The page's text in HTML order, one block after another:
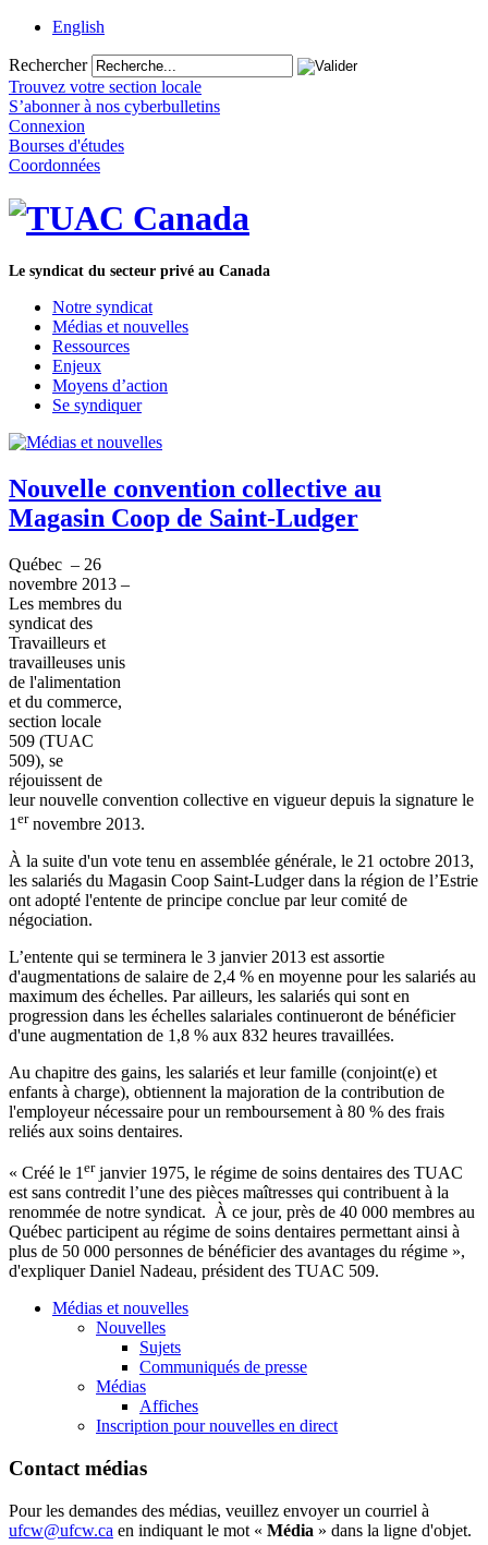
English
Rechercher
Trouvez votre section locale
S’abonner à nos cyberbulletins
Connexion
Bourses d'études
Coordonnées
Le syndicat du secteur privé au Canada
Notre syndicat
Médias et nouvelles
Ressources
Enjeux
Moyens d’action
Se syndiquer
Nouvelle convention collective au
Magasin Coop de Saint-Ludger
Québec – 26
novembre 2013 –
Les membres du
syndicat des
Travailleurs et
travailleuses unis
de l'alimentation
et du commerce,
section locale
509 (TUAC
509), se
réjouissent de
leurnouvelle convention collective en vigueur depuis la signature le
1 er novembre 2013.
À la suite d'un vote tenu en assemblée générale, le 21 octobre 2013,
les salariés du Magasin Coop Saint-Ludger dans la région de l’Estrie
ont adopté l'entente de principe conclue parleur comité de
négociation.
L’entente qui se terminera le 3 janvier2013 est assortie
d'augmentations de salaire de 2,4 % en moyenne pour les salariés au
maximum des échelles. Parailleurs, les salariés qui sont en
progression dans les échelles salariales continueront de bénéficier
d'une augmentation de 1,8 % aux 832 heures travaillées.
Au chapitre des gains, les salariés et leur famille (conjoint(e) et
enfants à charge), obtiennent la majoration de la contribution de
l'employeur nécessaire pour un remboursement à 80 % des frais
reliés aux soins dentaires.
« Créé le 1 er janvier1975, le régime de soins dentaires des TUAC
est sans contredit l’une des pièces maîtresses qui contribuent à la
renommée de notre syndicat. À ce jour, près de 40 000 membres au
Québec participent au régime de soins dentaires permettant ainsi à
plus de 50 000 personnes de bénéficierdes avantages du régime »,
d'expliquerDaniel Nadeau, président des TUAC 509.
Médias et nouvelles
Nouvelles
Sujets
Communiqués de presse
Médias
Affiches
Inscription pour nouvelles en direct
Contact médias
Pour les demandes des médias, veuillez envoyer un courriel à
ufcw@ufcw.ca en indiquant le mot « Média » dans la ligne d'objet.